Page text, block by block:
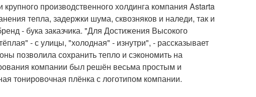
производственного холдинга компания Astarta
тепла, задержки шума, сквозняков и наледи, так и
- бука заказчика. "Для Достижения Высокого
- с улицы, "холодная" - изнутри", - рассказывает
позволила сохранить тепло и сэкономить на
компании был решён весьма простым и
тонировочная плёнка с логотипом компании.